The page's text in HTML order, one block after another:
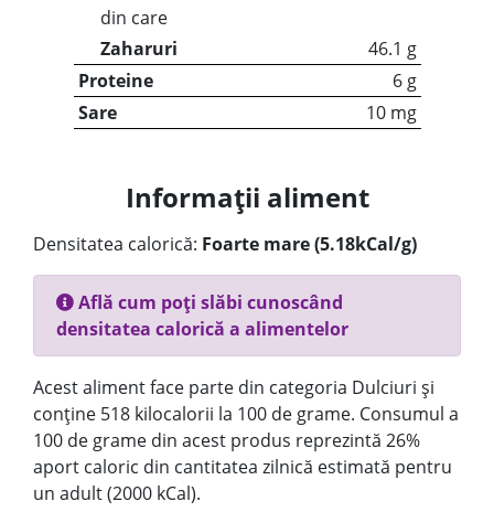
din care
Zaharuri
46.1 g
Proteine
6 g
Sare
10 mg
Informații aliment
Densitatea calorică: Foarte mare (5.18kCal/g)
Află cum poți slăbi cunoscând
densitatea calorică a alimentelor
Acest aliment face parte din categoria Dulciuri și
conține 518 kilocalorii la 100 de grame. Consumul a
100 de grame din acest produs reprezintă 26%
aport caloric din cantitatea zilnică estimată pentru
un adult (2000 kCal).